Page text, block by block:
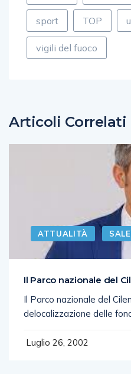
sport TOP
vigili del fuoco
Articoli Correlati
ATTUALITÀ
Il Parco nazionale del
Il Parco nazionale del
delocalizzazione delle
Luglio 26, 2002